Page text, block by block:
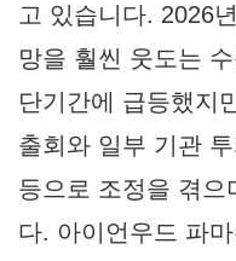
고 있습니다. 2026
망을 훨씬 웃도는
단기간에 급등했지
출회와 일부 기관
등으로 조정을 겪으
다. 아이언우드 파